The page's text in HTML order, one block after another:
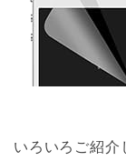
いろいろご紹介